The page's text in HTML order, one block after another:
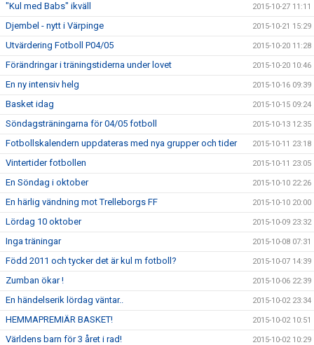
"Kul med Babs" ikväll 2015-10-27 11:11
Djembel - nytt i Värpinge 2015-10-21 15:29
Utvärdering Fotboll P04/05 2015-10-20 11:28
Förändringar i träningstiderna under lovet 2015-10-20 10:46
En ny intensiv helg 2015-10-16 09:39
Basket idag 2015-10-15 09:24
Söndagsträningarna för 04/05 fotboll 2015-10-13 12:35
Fotbollskalendern uppdateras med nya grupper och tider 2015-10-11 23:18
Vintertider fotbollen 2015-10-11 23:05
En Söndag i oktober 2015-10-10 22:26
En härlig vändning mot Trelleborgs FF 2015-10-10 20:00
Lördag 10 oktober 2015-10-09 23:32
Inga träningar 2015-10-08 07:31
Född 2011 och tycker det är kul m fotboll? 2015-10-07 14:39
Zumban ökar ! 2015-10-06 22:39
En händelserik lördag väntar.. 2015-10-02 23:34
HEMMAPREMIÄR BASKET! 2015-10-02 10:51
Världens barn för 3 året i rad! 2015-10-02 10:29